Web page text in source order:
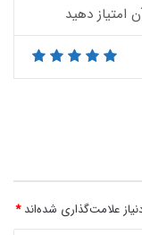
امتیاز دهید
علامت‌گذاری شده‌اند*